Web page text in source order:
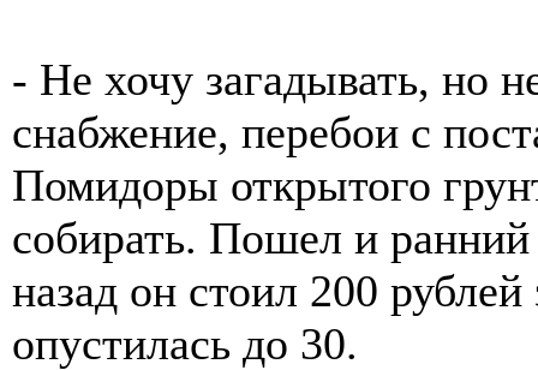
- Не хочу загадывать, но
снабжение, перебои с
Помидоры открытого
собирать. Пошел и
назад он стоил 200
опустилась до 30.